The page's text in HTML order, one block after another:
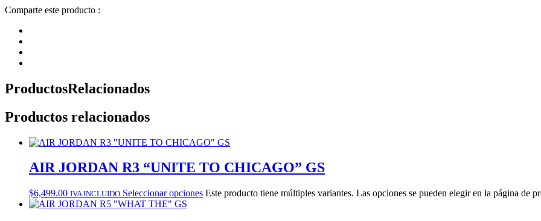
Comparte este producto :
ProductosRelacionados
Productos relacionados
AIR JORDAN R3 “UNITE TO CHICAGO” GS
$6,499.00 IVA INCLUIDO Seleccionar opciones Este producto tiene múltiples variantes. Las opciones se pueden elegir en la página de